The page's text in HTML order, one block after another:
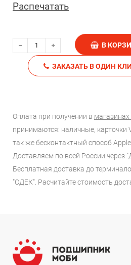
Распечатать
В
ЗАКАЗАТЬ В ОДИН
Оплата при получении в
принимаются: наличные, карточки
так же бесконтактный способ
Доставляем по всей России через
Бесплатная доставка до
"СДЕК". Расчитайте стоимость